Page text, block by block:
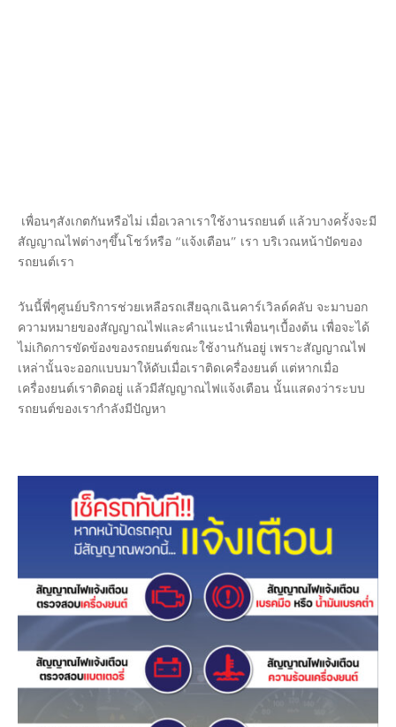
เพื่อนๆสังเกตกันหรือไม่ เมื่อเวลาเราใช้งานรถยนต์ แล้วบางครั้งจะมี
สัญญาณไฟต่างๆขึ้นโชว์หรือ “แจ้งเตือน” เรา บริเวณหน้าปัดของ
รถยนต์เรา
วันนี้พี่ๆศูนย์บริการช่วยเหลือรถเสียฉุกเฉินคาร์เวิลด์คลับ จะมาบอก
ความหมายของสัญญาณไฟและคำแนะนำเพื่อนๆเบื้องต้น เพื่อจะได้
ไม่เกิดการขัดข้องของรถยนต์ขณะใช้งานกันอยู่ เพราะสัญญาณไฟ
เหล่านั้นจะออกแบบมาให้ดับเมื่อเราติดเครื่องยนต์ แต่หากเมื่อ
เครื่องยนต์เราติดอยู่ แล้วมีสัญญาณไฟแจ้งเตือน นั้นแสดงว่าระบบ
รถยนต์ของเรากำลังมีปัญหา